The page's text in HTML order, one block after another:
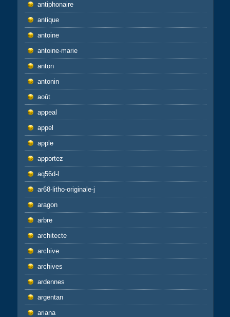
antiphonaire
antique
antoine
antoine-marie
anton
antonin
août
appeal
appel
apple
apportez
aq56d-l
ar68-litho-originale-j
aragon
arbre
architecte
archive
archives
ardennes
argentan
ariana